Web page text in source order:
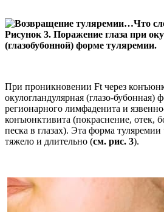
Рисунок 3. Поражение глаза при
(глазобубонной) форме туляремии.
При проникновении Ft через
окулогландулярная (глазо-бубонная)
регионарного лимфаденита и
конъюнктивита (покраснение, отек,
песка в глазах). Эта форма туляремии
тяжело и длительно (см. рис. 3).